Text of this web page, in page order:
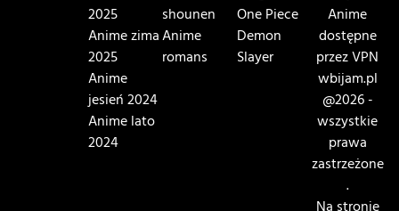
2025
Anime zima
2025
Anime
jesień 2024
Anime lato
2024
shounen
Anime
romans
One Piece
Demon
Slayer
Anime
dostępne
przez VPN
wbijam.pl
@2026 -
wszystkie
prawa
zastrzeżone
.